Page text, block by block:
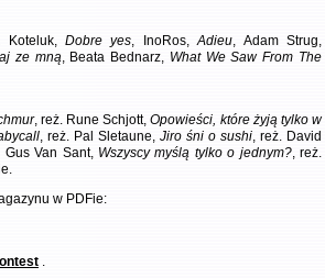
Koteluk, Dobre yes, InoRos,Adieu, Adam Strug,
ze mną, Beata Bednarz, What We Saw From The
, reż. Rune Schjott,Opowieści, które żyją tylko w
, reż. Pal Sletaune, Jiro śni o sushi, reż. David
Gus Van Sant, Wszyscy myślą tylko o jednym?, reż.
w PDFie:
.